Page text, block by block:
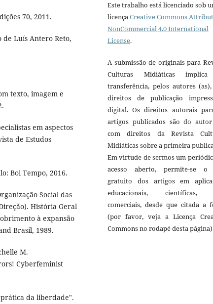
70, 2011.
de Luís Antero Reto,
texto, imagem e
em aspectos
de Estudos
Boi Tempo, 2016.
Social das
História Geral
à expansão
Brasil, 1989.
M.
Cyberfeminist
prática da liberdade".
Este trabalho está licenciado sob
licençaCreative Commons
NonCommercial 4.0 International
License.
A submissão de originais para
Culturas Midiáticas
transferência, pelos autores
direitos de publicação
digital. Os direitos autorais
artigos publicados são do
com direitos da Revista
Midiáticas sobre a primeira
Em virtude de sermos um
acesso aberto, permite-se o
gratuito dos artigos em
educacionais, científicas,
comerciais, desde que citada a
(por favor, veja a Licença
Commons no rodapé desta